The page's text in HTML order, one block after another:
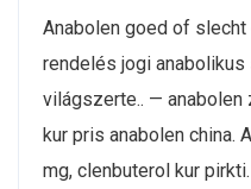
Anabolen goed of slecht
rendelés jogi
világszerte.. — anabolen
kur pris anabolen china.
mg, clenbuterol kur